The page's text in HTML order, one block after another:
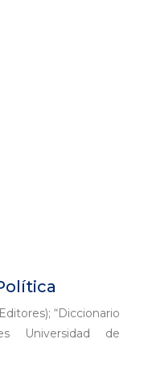
“Diccionario
Universidad de